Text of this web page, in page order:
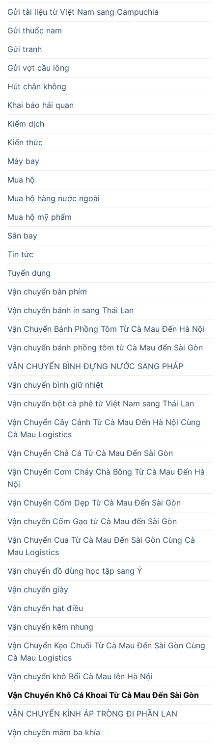
Gửi tài liệu từ Việt Nam sang Campuchia
Gửi thuốc nam
Gửi tranh
Gửi vợt cầu lông
Hút chân không
Khai báo hải quan
Kiểm dịch
Kiến thức
Máy bay
Mua hộ
Mua hộ hàng nước ngoài
Mua hộ mỹ phẩm
Sân bay
Tin tức
Tuyển dụng
Vận chuyển bàn phím
Vận chuyển bánh in sang Thái Lan
Vận Chuyển Bánh Phồng Tôm Từ Cà Mau Đến Hà Nội
Vận chuyển bánh phồng tôm từ Cà Mau đến Sài Gòn
VẬN CHUYỂN BÌNH ĐỰNG NƯỚC SANG PHÁP
Vận chuyển bình giữ nhiệt
Vận chuyển bột cà phê từ Việt Nam sang Thái Lan
Vận Chuyển Cây Cảnh Từ Cà Mau Đến Hà Nội Cùng
Cà Mau Logistics
Vận Chuyển Chả Cá Từ Cà Mau Đến Sài Gòn
Vận Chuyển Cơm Cháy Chà Bông Từ Cà Mau Đến Hà
Nội
Vận Chuyển Cốm Dẹp Từ Cà Mau Đến Sài Gòn
Vận chuyển Cốm Gạo từ Cà Mau đến Sài Gòn
Vận Chuyển Cua Từ Cà Mau Đến Sài Gòn Cùng Cà
Mau Logistics
Vận chuyển đồ dùng học tập sang Ý
Vận chuyển giày
Vận chuyển hạt điều
Vận chuyển kẽm nhung
Vận Chuyển Kẹo Chuối Từ Cà Mau Đến Sài Gòn Cùng
Cà Mau Logistics
Vận chuyển khô Bổi Cà Mau lên Hà Nội
Vận Chuyển Khô Cá Khoai Từ Cà Mau Đến Sài Gòn
VẬN CHUYỂN KÍNH ÁP TRÒNG ĐI PHẦN LAN
Vận chuyển mắm ba khía